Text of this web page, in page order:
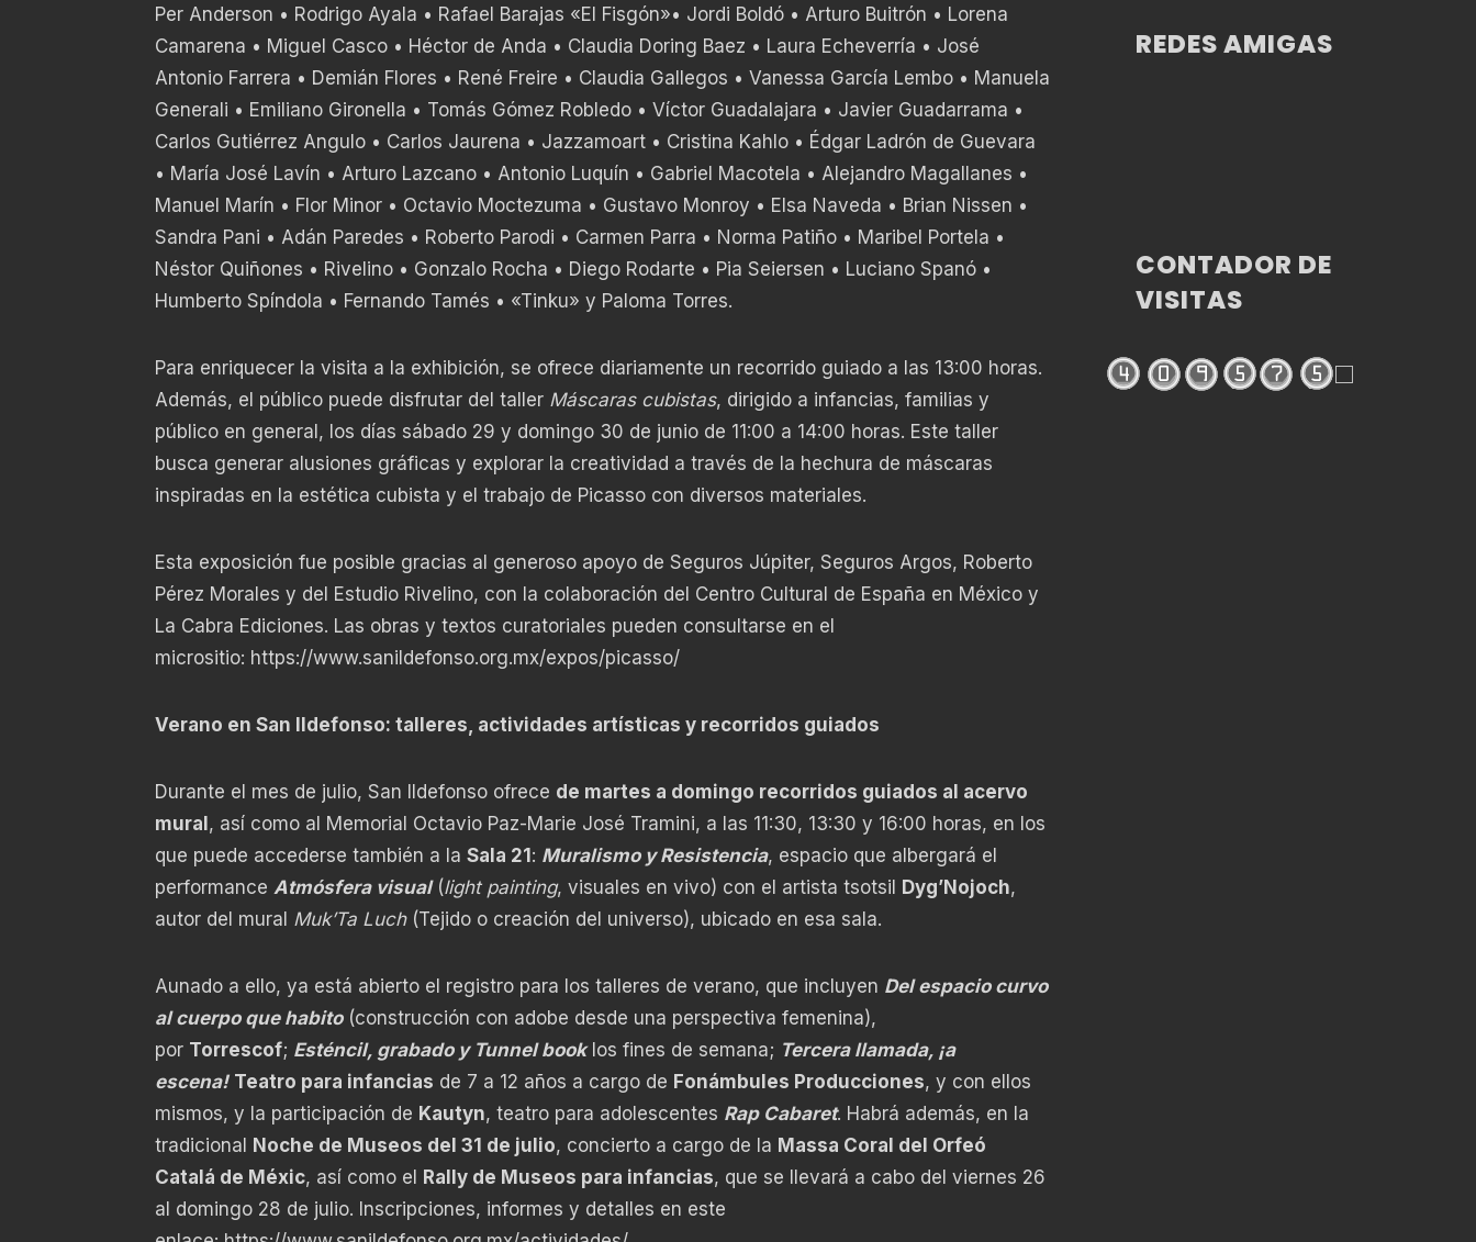
Per Anderson • Rodrigo Ayala • Rafael Barajas «El Fisgón»• Jordi Boldó • Arturo Buitrón • Lorena
Camarena • Miguel Casco • Héctor de Anda • Claudia Doring Baez • Laura Echeverría • José
Antonio Farrera • Demián Flores • René Freire • Claudia Gallegos • Vanessa García Lembo • Manuela
Generali • Emiliano Gironella • Tomás Gómez Robledo • Víctor Guadalajara • Javier Guadarrama •
Carlos Gutiérrez Angulo • Carlos Jaurena • Jazzamoart • Cristina Kahlo • Édgar Ladrón de Guevara
• María José Lavín • Arturo Lazcano • Antonio Luquín • Gabriel Macotela • Alejandro Magallanes •
Manuel Marín • Flor Minor • Octavio Moctezuma • Gustavo Monroy • Elsa Naveda • Brian Nissen •
Sandra Pani • Adán Paredes • Roberto Parodi • Carmen Parra • Norma Patiño • Maribel Portela •
Néstor Quiñones • Rivelino • Gonzalo Rocha • Diego Rodarte • Pia Seiersen • Luciano Spanó •
Humberto Spíndola • Fernando Tamés • «Tinku» y Paloma Torres.
Para enriquecer la visita a la exhibición, se ofrece diariamente un recorrido guiado a las 13:00 horas.
Además, el público puede disfrutar del taller Máscaras cubistas, dirigido a infancias, familias y
público en general, los días sábado 29 y domingo 30 de junio de 11:00 a 14:00 horas. Este taller
busca generar alusiones gráficas y explorar la creatividad a través de la hechura de máscaras
inspiradas en la estética cubista y el trabajo de Picasso con diversos materiales.
Esta exposición fue posible gracias al generoso apoyo de Seguros Júpiter, Seguros Argos, Roberto
Pérez Morales y del Estudio Rivelino, con la colaboración del Centro Cultural de España en México y
La Cabra Ediciones. Las obras y textos curatoriales pueden consultarse en el
micrositio: https://www.sanildefonso.org.mx/expos/picasso/
Verano en San Ildefonso: talleres, actividades artísticas y recorridos guiados
Durante el mes de julio, San Ildefonso ofrece de martes a domingo recorridos guiados al acervo
mural, así como al Memorial Octavio Paz-Marie José Tramini, a las 11:30, 13:30 y 16:00 horas, en los
que puede accederse también a la Sala 21: Muralismo y Resistencia, espacio que albergará el
performance Atmósfera visual(light painting, visuales en vivo) con el artista tsotsil Dyg’Nojoch,
autor del mural Muk’Ta Luch(Tejido o creación del universo), ubicado en esa sala.
Aunado a ello, ya está abierto el registro para los talleres de verano, que incluyen Del espacio curvo
al cuerpo que habito(construcción con adobe desde una perspectiva femenina),
por Torrescof; Esténcil, grabado y Tunnel booklos fines de semana; Tercera llamada, ¡a
escena! Teatro para infancias de 7 a 12 años a cargo de Fonámbules Producciones, y con ellos
mismos, y la participación de Kautyn, teatro para adolescentes Rap Cabaret. Habrá además, en la
tradicional Noche de Museos del 31 de julio, concierto a cargo de la Massa Coral del Orfeó
Catalá de Méxic, así como el Rally de Museos para infancias, que se llevará a cabo del viernes 26
al domingo 28 de julio. Inscripciones, informes y detalles en este
REDES AMIGAS
CONTADOR DE
VISITAS